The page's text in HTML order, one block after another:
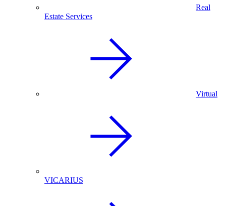
Real
Estate Services
Virtual
VICARIUS